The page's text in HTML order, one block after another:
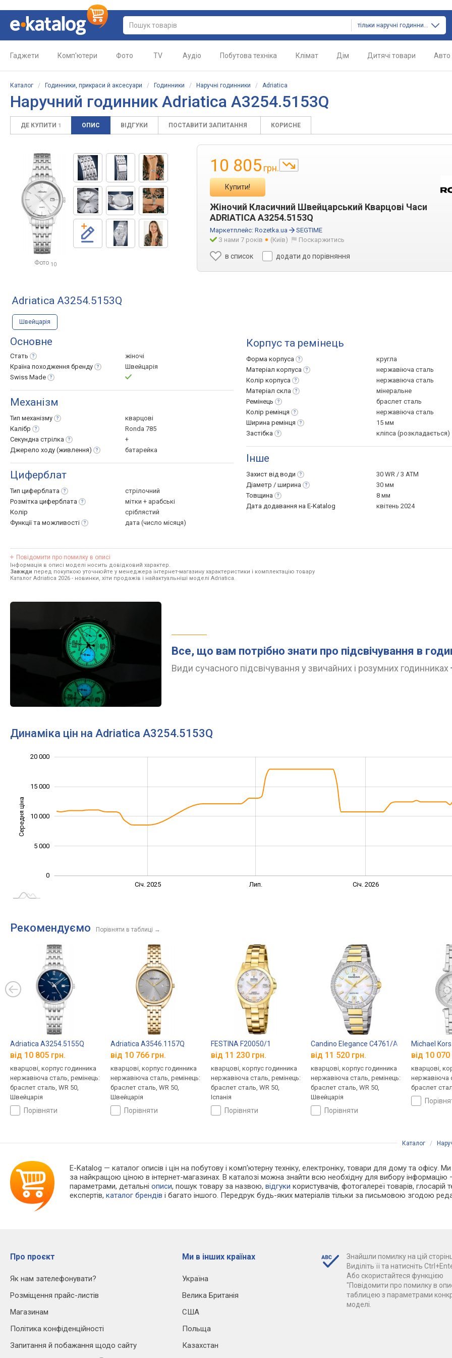
тільки наручні годинники
Гаджети Комп'ютери Фото TV Аудіо Побутова техніка Клімат Дім Дитячі товари Авто
Каталог / Годинники, прикраси й аксесуари / Годинники / Наручні годинники / Adriatica
Наручний годинник Adriatica A3254.5153Q
ДЕ КУПИТИ 1 ОПИС ВІДГУКИ ПОСТАВИТИ ЗАПИТАННЯ КОРИСНЕ
Фото 10
10 805 грн.
Купити!
Жіночий Класичний Швейцарський Кварцові Часи
ADRIATICA A3254.5153Q
Маркетплейс: Rozetka.ua
SEGTIME
З нами 7 років
(Київ) Поскаржитись
в список додати до порівняння
Adriatica A3254.5153Q
Швейцарія
Основне
Стать
жіночі
Країна походження бренду
Швейцарія
Swiss Made
Механізм
Тип механізму
кварцові
Калібр
Ronda 785
Секундна стрілка
+
Джерело ходу (живлення) батарейка
Циферблат
Тип циферблата
стрілочний
Розмітка циферблата
мітки + арабські
Колір
сріблястий
Функції та можливості дата (число місяця)
Корпус та ремінець
Форма корпуса
кругла
Матеріал корпуса
нержавіюча сталь
Колір корпуса
нержавіюча сталь
Матеріал скла
мінеральне
Ремінець
браслет сталь
Колір ремінця
нержавіюча сталь
Ширина ремінця
15 мм
Застібка
кліпса (розкладається)
Інше
Захист від води
30 WR / 3 ATM
Діаметр / ширина
30 мм
Товщина
8 мм
Дата додавання на E-Katalog
квітень 2024
Повідомити про помилку в описі
Інформація в описі моделі носить довідковий характер.
Завжди перед покупкою уточнюйте у менеджера інтернет-магазину характеристики і комплектацію товару
Каталог Adriatica 2026 - новинки, хіти продажів і найактуальніші моделі Adriatica.
Все, що вам потрібно знати про підсвічування в
Види сучасного підсвічування у звичайних і розумних годинниках
Динаміка цін на Adriatica A3254.5153Q
Середня ціна 10 000
0
5 000
10 000
15 000
20 000
Січ. 2025 Лип. Січ. 2026
Рекомендуємо Порівняти в таблиці →
Adriatica A3254.5155Q
від 10 805 грн.
кварцові, корпус годинника
нержавіюча сталь, ремінець:
браслет сталь, WR 50,
Швейцарія
порівняти
Adriatica A3546.1157Q
від 10 766 грн.
кварцові, корпус годинника
нержавіюча сталь, ремінець:
браслет сталь, WR 50,
Швейцарія
порівняти
FESTINA F20050/1
від 11 230 грн.
кварцові, корпус годинника
нержавіюча сталь, ремінець:
браслет сталь, WR 50,
Іспанія
порівняти
Candino Elegance C4761/A
від 11 520 грн.
кварцові, корпус годинника
нержавіюча сталь, ремінець:
браслет сталь, WR 50,
Швейцарія
порівняти
Michael
від 10 070
кварцові,
нержавіюча
браслет
Каталог /
E-Katalog — каталог описів і цін на побутову і комп'ютерну техніку, електроніку, товари для дому та офісу.
за найкращою ціною в інтернет-магазинах. В каталозі можна знайти всю необхідну для вибору
параметрами, детальніописи, пошук товару за назвою,відгуки користувачів, фотогалереї товарів, глосарій
експертів,каталог брендів і багато іншого. Передрук будь-яких матеріалів тільки за письмовою згодою
Про проєкт
Як нам зателефонувати?
Розміщення прайс-листів
Магазинам
Політика конфіденційності
Запитання й побажання щодо сайту
Ми в інших країнах
Україна
Велика Британія
США
Польща
Казахстан
Знайшли помилку на цій
Виділіть її та натисніть
Або скористайтеся функцією
"Повідомити про помилку в
таблицею з параметрами
моделі.